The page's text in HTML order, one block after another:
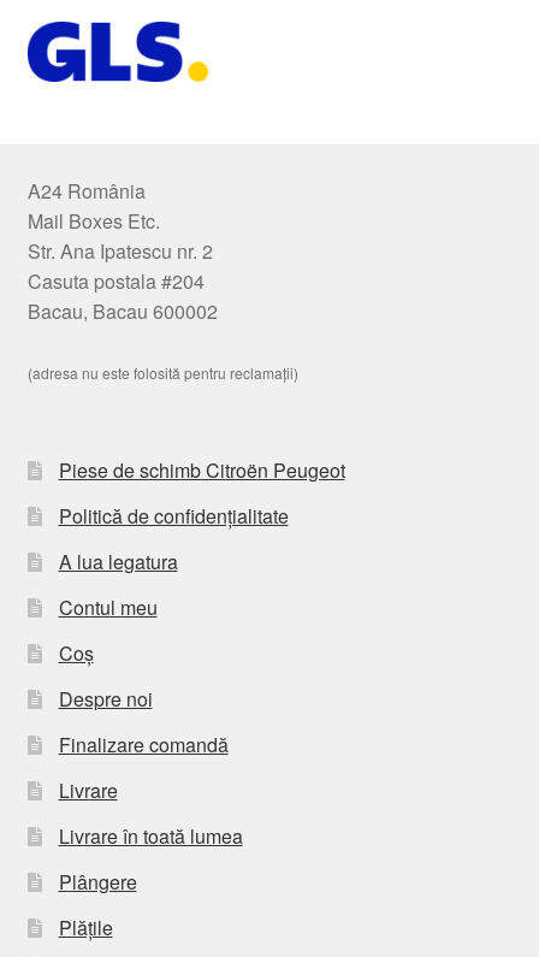
A24 România
Mail Boxes Etc.
Str. Ana Ipatescu nr. 2
Casuta postala #204
Bacau, Bacau 600002
(adresa nu este folosită pentru reclamații)
Piese de schimb Citroën Peugeot
Politică de confidențialitate
A lua legatura
Contul meu
Coș
Despre noi
Finalizare comandă
Livrare
Livrare în toată lumea
Plângere
Plățile